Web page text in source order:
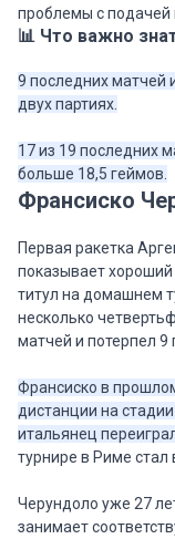
проблемы с подачей
📊 Что важно
9 последних матчей
двух партиях.
17 из 19 последних
больше 18,5 геймов.
Франсиско
Первая ракетка
показывает хороший
титул на домашнем
несколько
матчей и потерпел 9
Франсиско в
дистанции на
итальянец
турнире в Риме стал
Черундоло уже 27
занимает